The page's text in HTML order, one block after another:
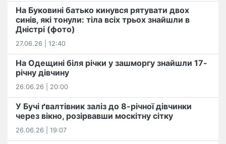
На Буковині батько кинувся рятувати двох
синів, які тонули: тіла всіх трьох знайшли в
Дністрі (фото)
27.06.26 | 12:40
На Одещині біля річки у зашморгу знайшли 17-
річну дівчину
26.06.26 | 20:00
У Бучі ґвалтівник заліз до 8-річної дівчинки
через вікно, розірвавши москітну сітку
26.06.26 | 19:07